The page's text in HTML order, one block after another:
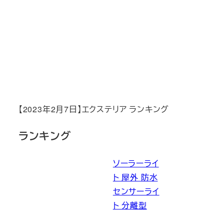
【2023年2月7日】エクステリア ランキング
ランキング
ソーラーライ
ト 屋外 防水
センサーライ
ト 分離型